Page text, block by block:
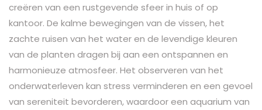
creëren van een rustgevende sfeer in huis of op
kantoor. De kalme bewegingen van de vissen, het
zachte ruisen van het water en de levendige kleuren
van de planten dragen bij aan een ontspannen en
harmonieuze atmosfeer. Het observeren van het
onderwaterleven kan stress verminderen en een gevoel
van sereniteit bevorderen, waardoor een aquarium van